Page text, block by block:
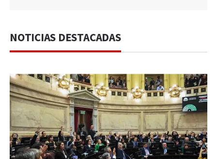
NOTICIAS DESTACADAS